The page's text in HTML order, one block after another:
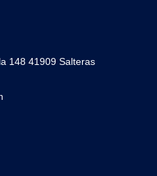
148 41909 Salteras